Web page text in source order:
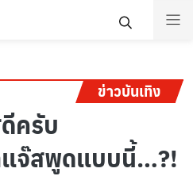
ข่าวบันเทิง
ครับ
แจ๊สพูดแบบนี้…?!